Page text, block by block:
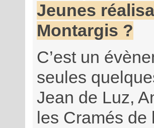
Jeunes
Montargis ?
C’est un
seules
Jean de Luz,
les Cramés